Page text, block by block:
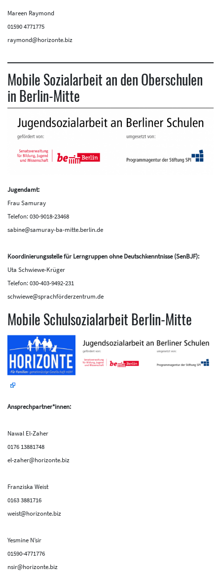
Mareen Raymond
01590 4771775
raymond@horizonte.biz
Mobile Sozialarbeit an den Oberschulen
in Berlin-Mitte
Jugendamt:
Frau Samuray
Telefon: 030-9018-23468
sabine@samuray-ba-mitte.berlin.de
Koordinierungsstelle für Lerngruppen ohne Deutschkenntnisse (SenBJF):
Uta Schwiewe-Krüger
Telefon: 030-403-9492-231
schwiewe@sprachförderzentrum.de
Mobile Schulsozialarbeit Berlin-Mitte
Ansprechpartner*innen:
Nawal El-Zaher
0176 13881748
el-zaher@horizonte.biz
Franziska Weist
0163 3881716
weist@horizonte.biz
Yesmine N’sir
01590-4771776
nsir@horizonte.biz